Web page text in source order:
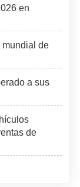
en
mundial de
a sus
de